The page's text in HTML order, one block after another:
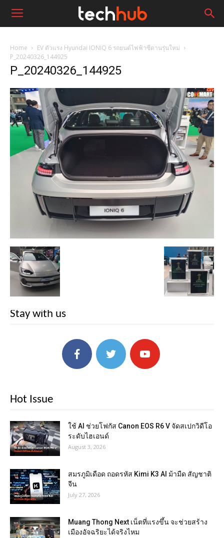
Home
EV ตัวแรง Hyundai IONIQ 6 รถยนต์ไฟฟ้าซีดานรุ่นใหม่
P_20240326_144925
P_20240326_144925
Stay with us
Hot Issue
ใช้ AI ช่วยโฟกัส Canon EOS R6 V จัดสเปกวิดีโอ
ระดับไฮเอนด์
August 3, 2026
สมรภูมิเดือด ถอดรหัส Kimi K3 AI ม้ามืด สัญชาติ
จีน
July 27, 2026
Muang Thong Next เน็ตที่แรงขึ้น จะช่วยสร้าง
เมืองอัจฉริยะได้จริงไหม